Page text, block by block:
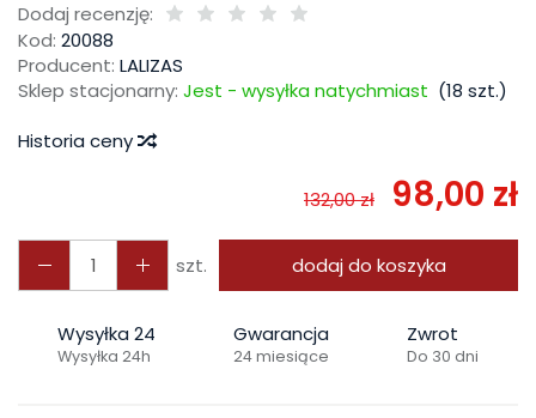
Dodaj recenzję:
Kod: 20088
Producent: LALIZAS
Sklep stacjonarny: Jest - wysyłka natychmiast (18 szt.)
Historia ceny
132,00 zł 98,00 zł
szt. dodaj do koszyka
Wysyłka 24
Wysyłka 24h
Gwarancja
24 miesiące
Zwrot
Do 30 dni